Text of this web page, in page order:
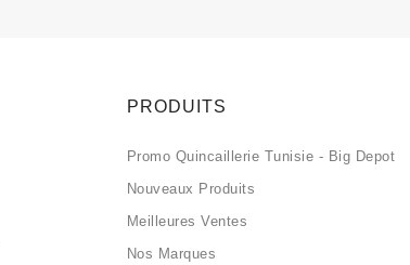
PRODUITS
Promo Quincaillerie Tunisie - Big Depot
Nouveaux Produits
Meilleures Ventes
Nos Marques